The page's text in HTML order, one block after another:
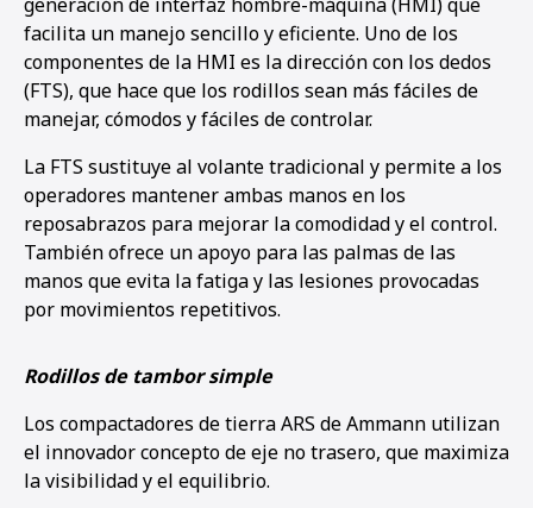
facilita un manejo sencillo y eficiente. Uno de los
componentes de la HMI es la dirección con los dedos
(FTS), que hace que los rodillos sean más fáciles de
manejar, cómodos y fáciles de controlar.
La FTS sustituye al volante tradicional y permite a los
operadores mantener ambas manos en los
reposabrazos para mejorar la comodidad y el control.
También ofrece un apoyo para las palmas de las
manos que evita la fatiga y las lesiones provocadas
por movimientos repetitivos.
Rodillos de tambor simple
Los compactadores de tierra ARS de Ammann utilizan
el innovador concepto de eje no trasero, que maximiza
la visibilidad y el equilibrio.